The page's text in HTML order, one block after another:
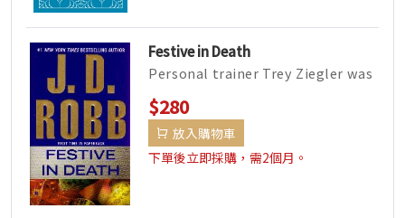
Festive in Death
Personal trainer Trey Ziegler was
in peak physical...
$280
放入購物車
下單後立即採購，需2個月。